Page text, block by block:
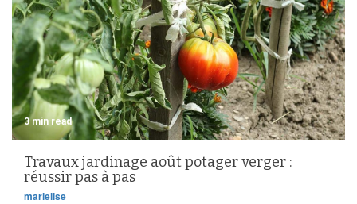
3 min read
Travaux jardinage août potager verger :
réussir pas à pas
marielise